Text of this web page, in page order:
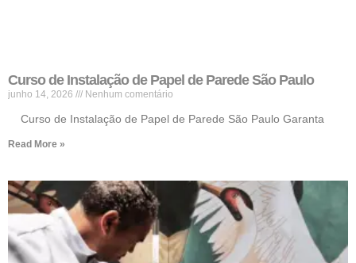
Curso de Instalação de Papel de Parede São Paulo
junho 14, 2026 Nenhum comentário
Curso de Instalação de Papel de Parede São Paulo Garanta
Read More »